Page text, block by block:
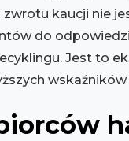
kaucji nie
do
Jest to